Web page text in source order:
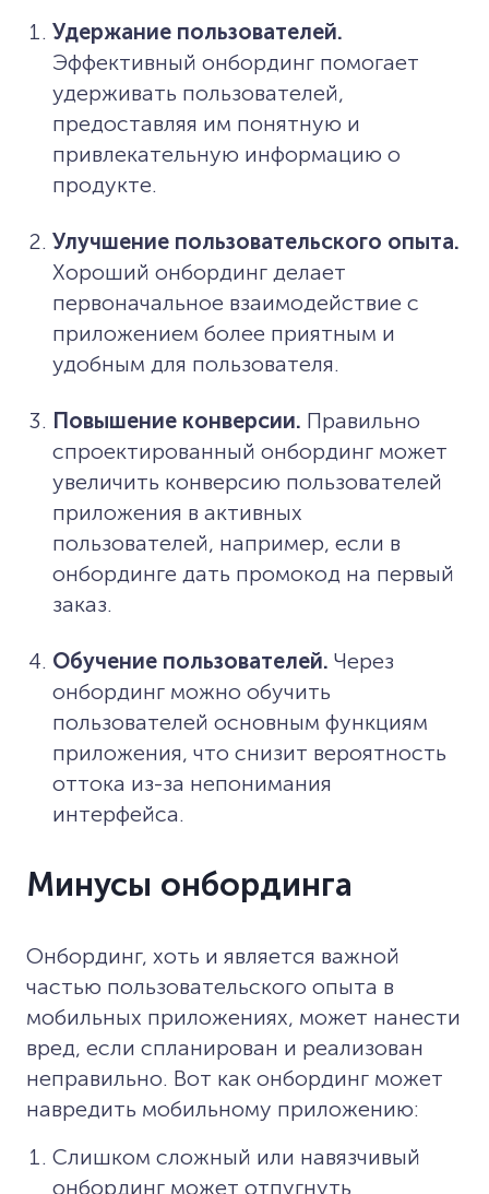
Удержание пользователей.
Эффективный онбординг помогает
удерживать пользователей,
предоставляя им понятную и
привлекательную информацию о
продукте.
Улучшение пользовательского опыта.
Хороший онбординг делает
первоначальное взаимодействие с
приложением более приятным и
удобным для пользователя.
Повышение конверсии. Правильно
спроектированный онбординг может
увеличить конверсию пользователей
приложения в активных
пользователей, например, если в
онбординге дать промокод на первый
заказ.
Обучение пользователей. Через
онбординг можно обучить
пользователей основным функциям
приложения, что снизит вероятность
оттока из-за непонимания
интерфейса.
Минусы онбординга
Онбординг, хоть и является важной
частью пользовательского опыта в
мобильных приложениях, может нанести
вред, если спланирован и реализован
неправильно. Вот как онбординг может
навредить мобильному приложению:
Слишком сложный или навязчивый
онбординг может отпугнуть